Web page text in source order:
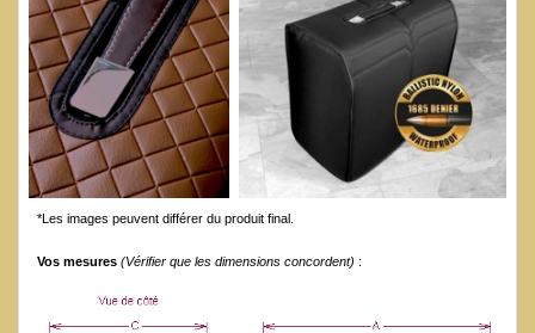
*Les images peuvent différer du produit final.
Vos mesures (Vérifier que les dimensions concordent) :